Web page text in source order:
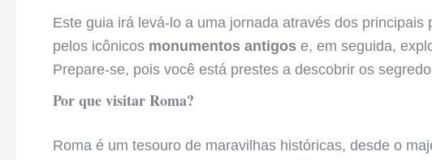
Este guia irá levá-lo a uma jornada através dos
pelos icônicos monumentos antigos e, em seguida,
Prepare-se, pois você está prestes a descobrir os
Por que visitar Roma?
Roma é um tesouro de maravilhas históricas, desde o